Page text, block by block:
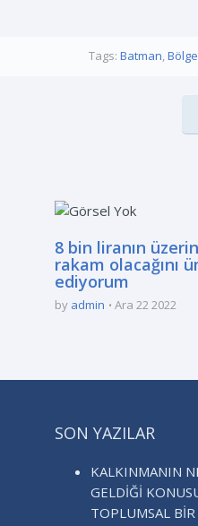
Tags: Batman,Bölge
8 bin liranın
rakam olacağını
ediyorum
by admin Ara 22 2022
SON YAZILAR
KALKINMANIN
GELDİĞİ
TOPLUMSAL